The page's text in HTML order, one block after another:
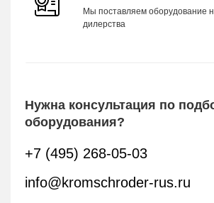
Мы поставляем оборудование
дилерства
Нужна консультация по
оборудования?
+7 (495) 268-05-03
info@kromschroder-rus.ru